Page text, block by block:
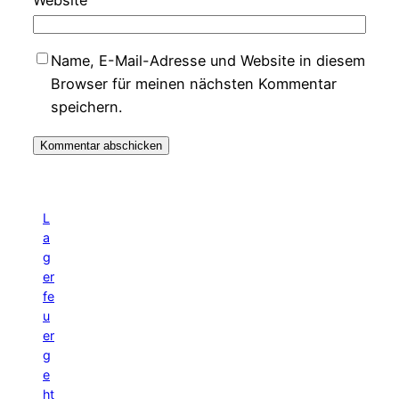
Name, E-Mail-Adresse und Website in diesem
Browser für meinen nächsten Kommentar
speichern.
L
a
g
er
fe
u
er
g
e
ht